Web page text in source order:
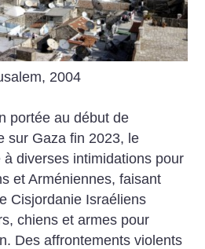
2004
portée au début de
sur Gaza fin 2023, le
diverses intimidations pour
et Arméniennes, faisant
Cisjordanie Israéliens
chiens et armes pour
Des affrontements violents